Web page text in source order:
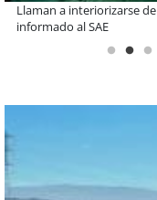
De una cocina familiar a
Inkillay apoyado por